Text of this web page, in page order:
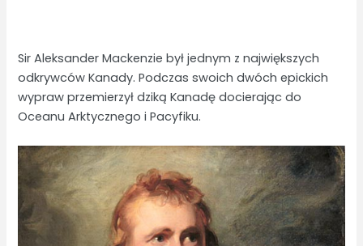
Sir Aleksander Mackenzie był jednym z największych
odkrywców Kanady. Podczas swoich dwóch epickich
wypraw przemierzył dziką Kanadę docierając do
Oceanu Arktycznego i Pacyfiku.